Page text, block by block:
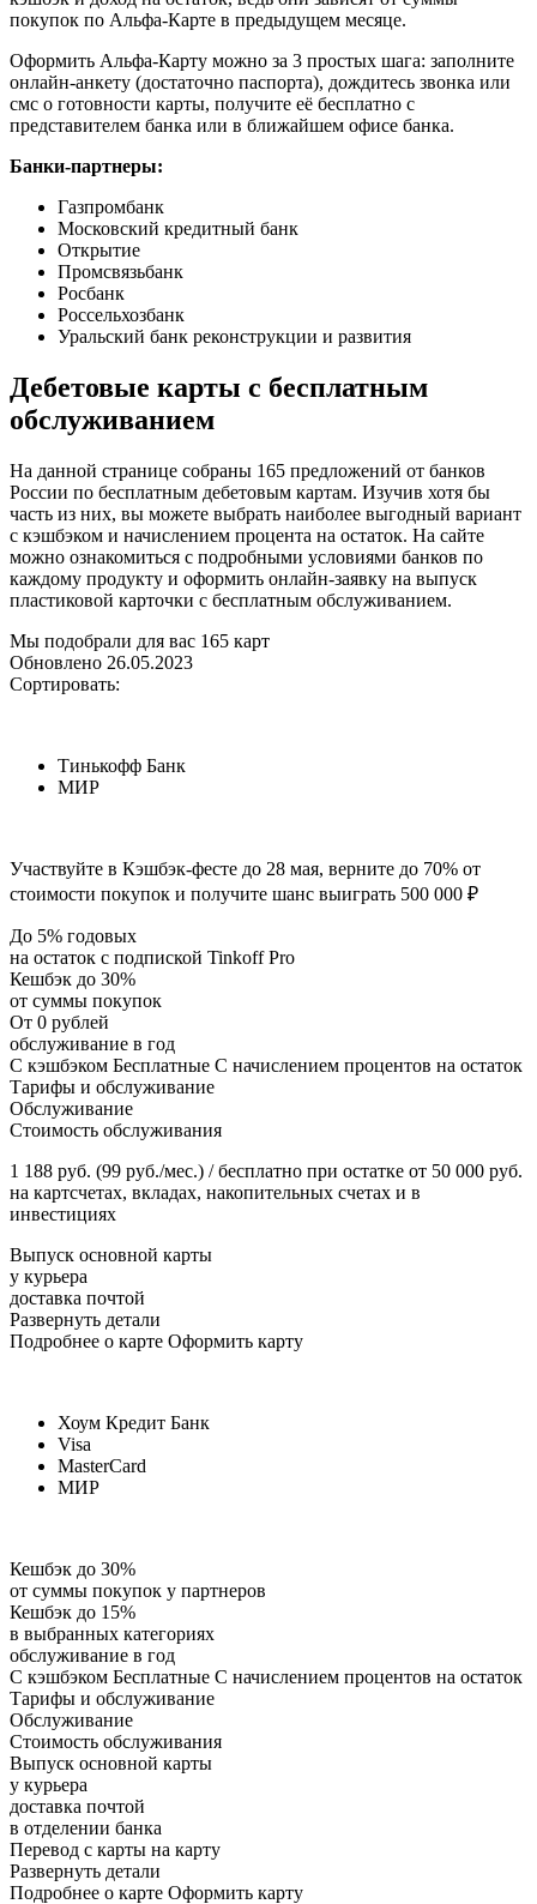
покупок по Альфа-Карте в предыдущем месяце.
Оформить Альфа-Карту можно за 3 простых шага: заполните
онлайн-анкету (достаточно паспорта), дождитесь звонка или
смс о готовности карты, получите её бесплатно с
представителем банка или в ближайшем офисе банка.
Банки-партнеры:
Газпромбанк
Московский кредитный банк
Открытие
Промсвязьбанк
Росбанк
Россельхозбанк
Уральский банк реконструкции и развития
Дебетовые карты с бесплатным
обслуживанием
На данной странице собраны 165 предложений от банков
России по бесплатным дебетовым картам. Изучив хотя бы
часть из них, вы можете выбрать наиболее выгодный вариант
с кэшбэком и начислением процента на остаток. На сайте
можно ознакомиться с подробными условиями банков по
каждому продукту и оформить онлайн-заявку на выпуск
пластиковой карточки с бесплатным обслуживанием.
Мы подобрали для вас 165 карт
Обновлено 26.05.2023
Сортировать:
Тинькофф Банк
МИР
Участвуйте в Кэшбэк-фесте до 28 мая, верните до 70% от
стоимости покупок и получите шанс выиграть 500 000 ₽
До 5% годовых
на остаток с подпиской Tinkoff Pro
Кешбэк до 30%
от суммы покупок
От 0 рублей
обслуживание в год
С кэшбэком Бесплатные С начислением процентов на остаток
Тарифы и обслуживание
Обслуживание
Стоимость обслуживания
1 188 руб. (99 руб./мес.) / бесплатно при остатке от 50 000 руб.
на картсчетах, вкладах, накопительных счетах и в
инвестициях
Выпуск основной карты
у курьера
доставка почтой
Развернуть детали
Подробнее о карте Оформить карту
Хоум Кредит Банк
Visa
MasterCard
МИР
Кешбэк до 30%
от суммы покупок у партнеров
Кешбэк до 15%
в выбранных категориях
обслуживание в год
С кэшбэком Бесплатные С начислением процентов на остаток
Тарифы и обслуживание
Обслуживание
Стоимость обслуживания
Выпуск основной карты
у курьера
доставка почтой
в отделении банка
Перевод с карты на карту
Развернуть детали
Подробнее о карте Оформить карту